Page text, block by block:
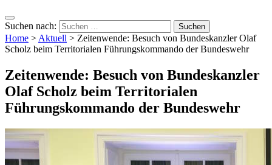
Suchen nach:
Home >Aktuell > Zeitenwende: Besuch von Bundeskanzler Olaf
Scholz beim Territorialen Führungskommando der Bundeswehr
Zeitenwende: Besuch von Bundeskanzler
Olaf Scholz beim Territorialen
Führungskommando der Bundeswehr